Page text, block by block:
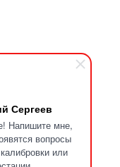
Сергеев
Напишите мне,
вопросы
или